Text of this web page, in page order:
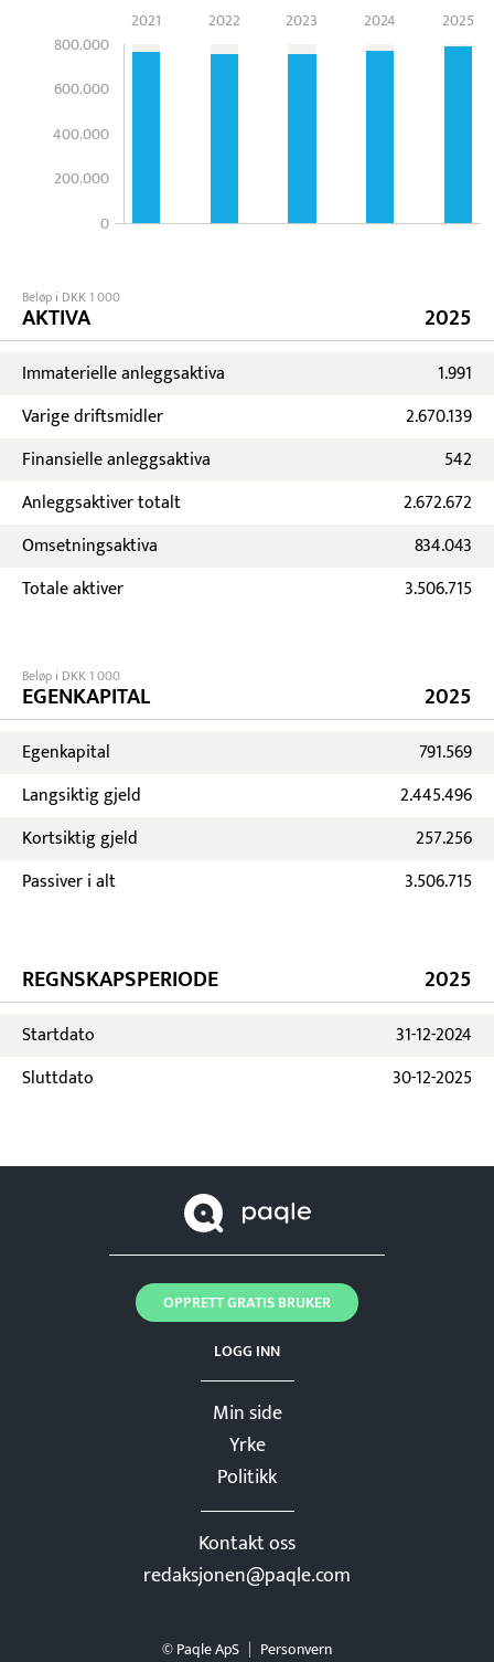
800.000
600.000
400.000
200.000
0
2021 2022 2023 2024 2025
Beløp i DKK 1 000
AKTIVA 2025
Immaterielle anleggsaktiva
1.991
Varige driftsmidler
2.670.139
Finansielle anleggsaktiva
542
Anleggsaktiver totalt
2.672.672
Omsetningsaktiva
834.043
Totale aktiver
3.506.715
Beløp i DKK 1 000
EGENKAPITAL 2025
Egenkapital
791.569
Langsiktig gjeld
2.445.496
Kortsiktig gjeld
257.256
Passiver i alt
3.506.715
REGNSKAPSPERIODE 2025
Startdato
31-12-2024
Sluttdato
30-12-2025
Min side
Yrke
Politikk
Kontakt oss
redaksjonen@paqle.com
LOGG INN
OPPRETT GRATIS BRUKER
© Paqle ApS Personvern